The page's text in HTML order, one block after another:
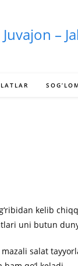
Juvajon –
kelib
uni butun
salat